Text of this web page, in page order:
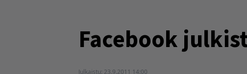
Facebook
Julkaistu: 23.9.2011 14:00